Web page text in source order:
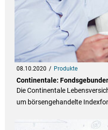
08.10.2020 Produkte
Continentale:
Die Continentale
um börsengehandelte